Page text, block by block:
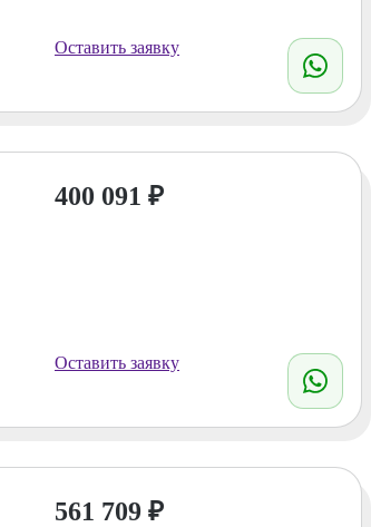
Оставить заявку
400 091 ₽
Оставить заявку
561 709 ₽